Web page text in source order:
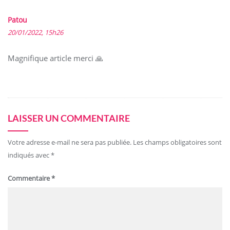
Patou
20/01/2022, 15h26
Magnifique article merci 🙏
LAISSER UN COMMENTAIRE
Votre adresse e-mail ne sera pas publiée. Les champs obligatoires sont
indiqués avec*
Commentaire*